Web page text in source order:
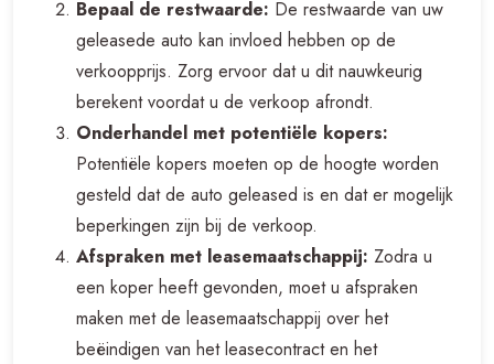
Bepaal de restwaarde: De restwaarde van uw
geleasede auto kan invloed hebben op de
verkoopprijs. Zorg ervoor dat u dit nauwkeurig
berekent voordat u de verkoop afrondt.
Onderhandel met potentiële kopers:
Potentiële kopers moeten op de hoogte worden
gesteld dat de auto geleased is en dat er mogelijk
beperkingen zijn bij de verkoop.
Afspraken met leasemaatschappij: Zodra u
een koper heeft gevonden, moet u afspraken
maken met de leasemaatschappij over het
beëindigen van het leasecontract en het